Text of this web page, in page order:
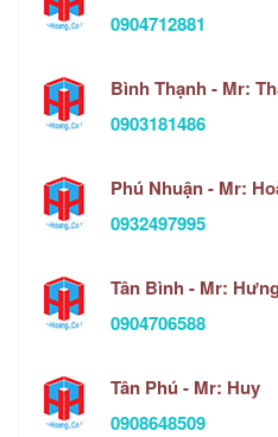
0904712881
Bình Thạnh - Mr:
0903181486
Phú Nhuận - Mr:
0932497995
Tân Bình - Mr: Hưng
0904706588
Tân Phú - Mr: Huy
0908648509